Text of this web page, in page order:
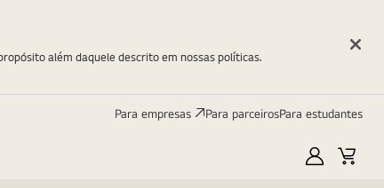
Para empresas Para parceirosPara estudantes
Minha
além daquele descrito em nossas políticas.